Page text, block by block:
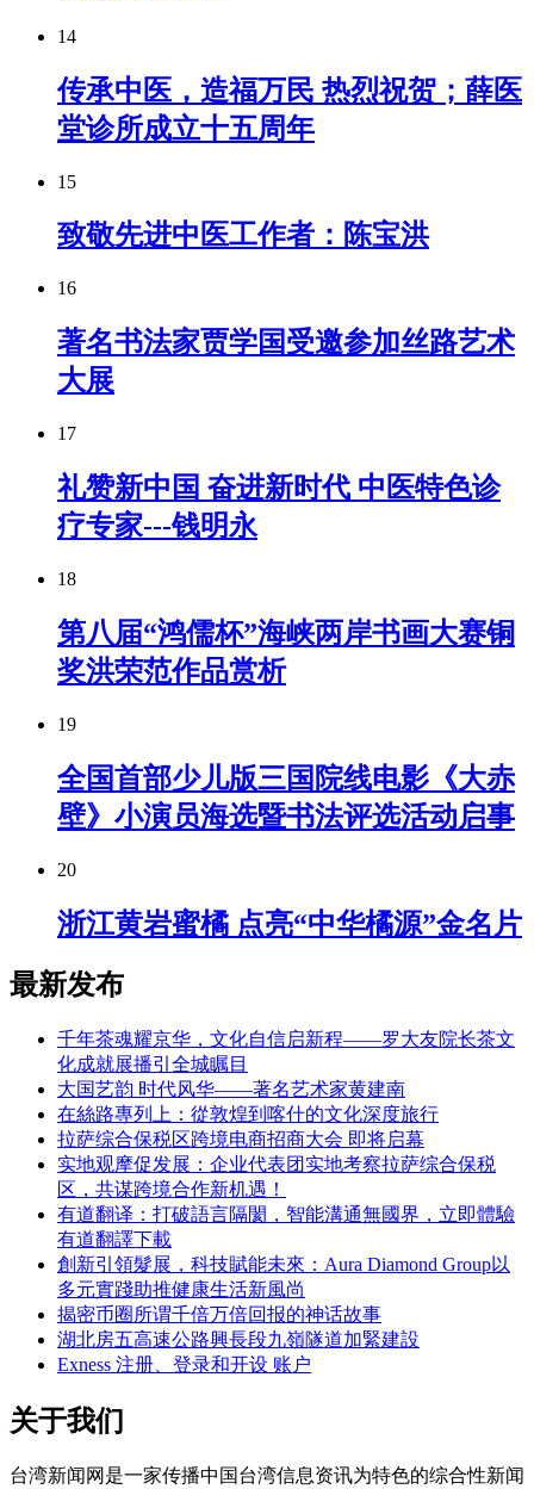
14
传承中医，造福万民 热烈祝贺；薛医
堂诊所成立十五周年
15
致敬先进中医工作者：陈宝洪
16
著名书法家贾学国受邀参加丝路艺术
大展
17
礼赞新中国 奋进新时代 中医特色诊
疗专家---钱明永
18
第八届“鸿儒杯”海峡两岸书画大赛铜
奖洪荣范作品赏析
19
全国首部少儿版三国院线电影《大赤
壁》小演员海选暨书法评选活动启事
20
浙江黄岩蜜橘 点亮“中华橘源”金名片
最新发布
千年茶魂耀京华，文化自信启新程——罗大友院长茶文
化成就展播引全城瞩目
大国艺韵 时代风华——著名艺术家黄建南
在絲路專列上：從敦煌到喀什的文化深度旅行
拉萨综合保税区跨境电商招商大会 即将启幕
实地观摩促发展：企业代表团实地考察拉萨综合保税
区，共谋跨境合作新机遇！
有道翻译：打破語言隔閡，智能溝通無國界，立即體驗
有道翻譯下載
創新引領髮展，科技賦能未來：Aura Diamond Group以
多元實踐助推健康生活新風尚
揭密币圈所谓千倍万倍回报的神话故事
湖北房五高速公路興長段九嶺隧道加緊建設
Exness 注册、登录和开设 账户
关于我们
台湾新闻网是一家传播中国台湾信息资讯为特色的综合性新闻